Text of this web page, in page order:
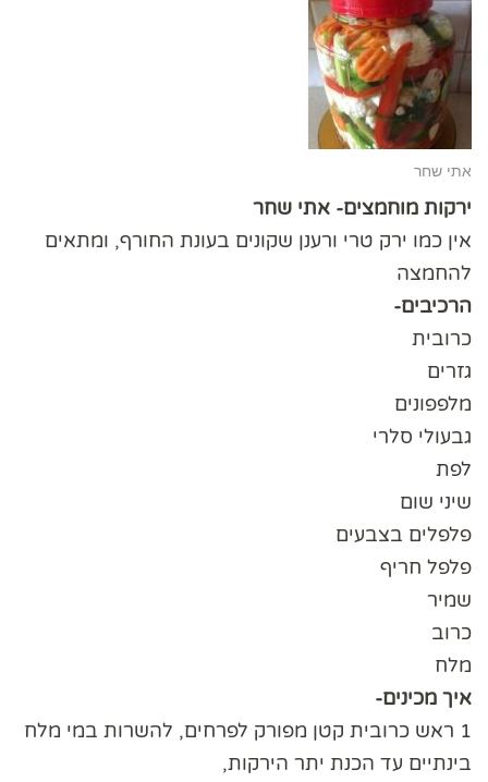
אתי שחר
ירקות מוחמצים- אתי שחר
אין כמו ירק טרי ורענן שקונים בעונת החורף, ומתאים
להחמצה
הרכיבים-
כרובית
גזרים
מלפפונים
גבעולי סלרי
לפת
שיני שום
פלפלים בצבעים
פלפל חריף
שמיר
כרוב
מלח
איך מכינים-
1 ראש כרובית קטן מפורק לפרחים, להשרות במי מלח
בינתיים עד הכנת יתר הירקות,